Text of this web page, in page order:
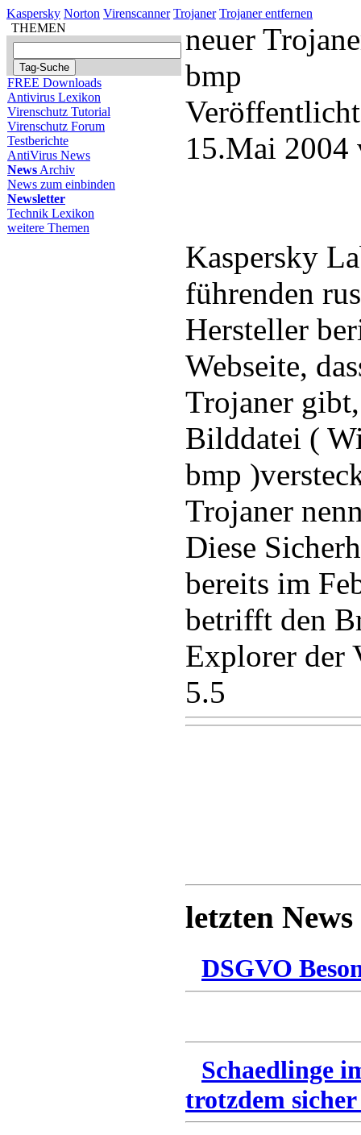
Kaspersky Norton Virenscanner Trojaner Trojaner entfernen
THEMEN
FREE Downloads
Antivirus Lexikon
Virenschutz Tutorial
Virenschutz Forum
Testberichte
AntiVirus News
News Archiv
News zum einbinden
Newsletter
Technik Lexikon
weitere Themen
neuer
bmp
15.Mai 2004
Kaspersky
führenden
Hersteller
Webseite,
Trojaner
Bilddatei (
bmp
Trojaner
Diese
bereits im
betrifft den
Explorer der
5.5
letzten News
DSGVO
Schaedlinge
trotzdem